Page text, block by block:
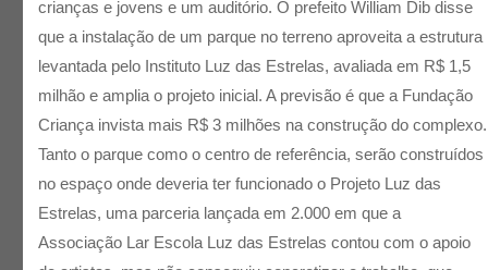
crianças e jovens e um auditório. O prefeito William Dib disse
que a instalação de um parque no terreno aproveita a estrutura
levantada pelo Instituto Luz das Estrelas, avaliada em R$ 1,5
milhão e amplia o projeto inicial. A previsão é que a Fundação
Criança invista mais R$ 3 milhões na construção do complexo.
Tanto o parque como o centro de referência, serão construídos
no espaço onde deveria ter funcionado o Projeto Luz das
Estrelas, uma parceria lançada em 2.000 em que a
Associação Lar Escola Luz das Estrelas contou com o apoio